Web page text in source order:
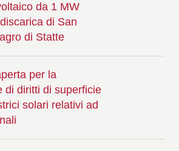
da 1 MW
di San
di Statte
per la
di diritti di superficie
solari relativi ad